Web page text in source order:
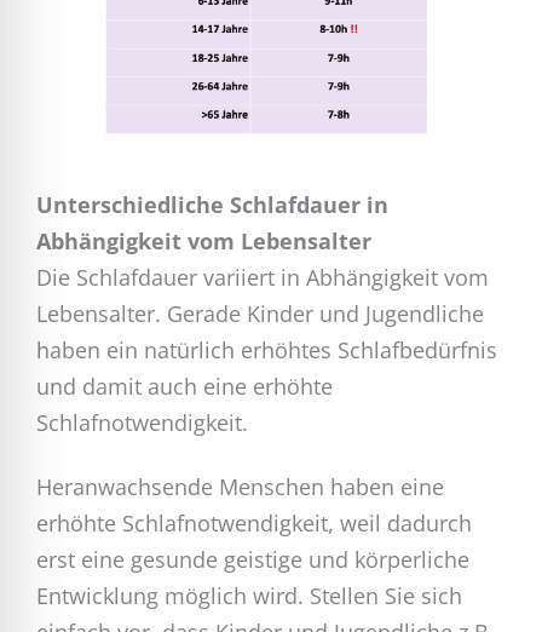
Unterschiedliche Schlafdauer in
Abhängigkeit vom Lebensalter
Die Schlafdauer variiert in Abhängigkeit vom
Lebensalter. Gerade Kinder und Jugendliche
haben ein natürlich erhöhtes Schlafbedürfnis
und damit auch eine erhöhte
Schlafnotwendigkeit.
Heranwachsende Menschen haben eine
erhöhte Schlafnotwendigkeit, weil dadurch
erst eine gesunde geistige und körperliche
Entwicklung möglich wird. Stellen Sie sich